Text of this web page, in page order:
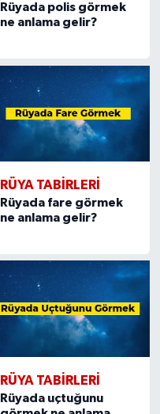
Rüyada polis görmek
ne anlama gelir?
RÜYA TABIRLERI
Rüyada fare görmek
ne anlama gelir?
RÜYA TABIRLERI
Rüyada uçtuğunu